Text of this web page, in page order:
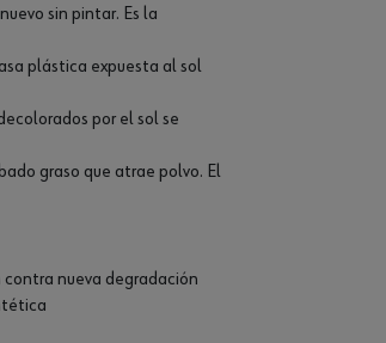
sin pintar. Es la
plástica expuesta al sol
por el sol se
graso que atrae polvo. El
nueva degradación